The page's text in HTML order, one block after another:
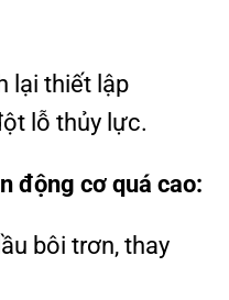
lại thiết lập
lỗ thủy lực.
động cơ quá cao:
bôi trơn, thay